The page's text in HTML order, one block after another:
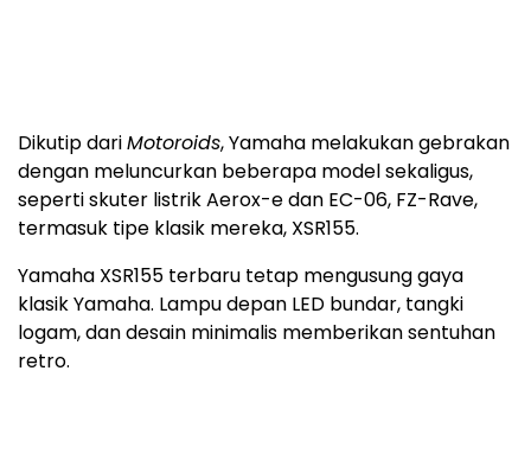
Dikutip dariMotoroids, Yamaha melakukan gebrakan
dengan meluncurkan beberapa model sekaligus,
seperti skuter listrik Aerox-e dan EC-06, FZ-Rave,
termasuk tipe klasik mereka, XSR155.
Yamaha XSR155 terbaru tetap mengusung gaya
klasik Yamaha. Lampu depan LED bundar, tangki
logam, dan desain minimalis memberikan sentuhan
retro.